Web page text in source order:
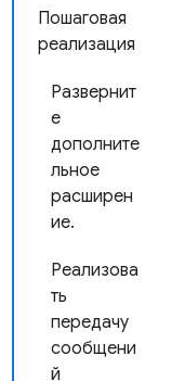
Пошаговая
реализация
Развернит
е
дополните
льное
расширен
ие.
Реализова
ть
передачу
сообщени
й